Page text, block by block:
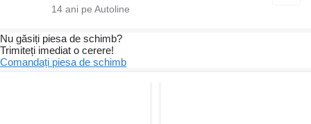
14 ani pe Autoline
Nu găsiți piesa de schimb?
Trimiteți imediat o cerere!
Comandați piesa de schimb